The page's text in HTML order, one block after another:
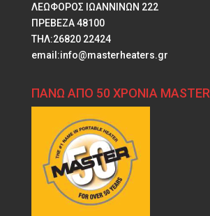
ΛΕΩΦΟΡΟΣ ΙΩΑΝΝΙΝΩΝ 222
ΠΡΕΒΕΖΑ 48100
ΤΗΛ:26820 22424
email:info@masterheaters.gr
ΠΑΝΩ ΑΠΟ 50 ΧΡΟΝΙΑ MASTER